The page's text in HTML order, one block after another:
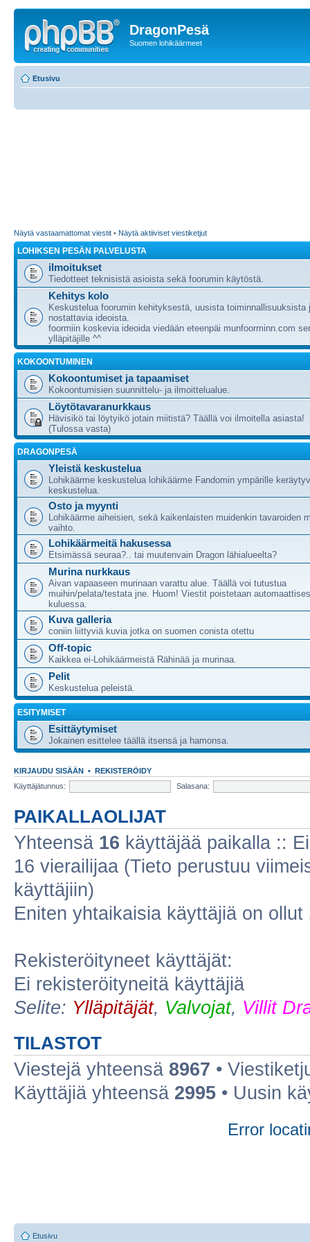
DragonPesä
Suomen lohikäärmeet
Etusivu
Näytä vastaamattomat viestit • Näytä aktiiviset viestiketjut
LOHIKSEN PESÄN PALVELUSTA
ilmoitukset
Tiedotteet teknisistä asioista sekä foorumin käytöstä.
Kehitys kolo
Keskustelua foorumin kehityksestä, uusista toiminnallisuuksista
nostattavia ideoista.
foormiin koskevia ideoida viedään eteenpäi munfoorminn.com
ylläpitäjille ^^
KOKOONTUMINEN
Kokoontumiset ja tapaamiset
Kokoontumisien suunnittelu- ja ilmoittelualue.
Löytötavaranurkkaus
Hävisikö tai löytyikö jotain miitistä? Täällä voi ilmoitella asiasta!
(Tulossa vasta)
DRAGONPESÄ
Yleistä keskustelua
Lohikäärme keskustelua lohikäärme Fandomin ympärille
keskustelua.
Osto ja myynti
Lohikäärme aiheisien, sekä kaikenlaisten muidenkin tavaroiden
vaihto.
Lohikäärmeitä hakusessa
Etsimässä seuraa?.. tai muutenvain Dragon lähialueelta?
Murina nurkkaus
Aivan vapaaseen murinaan varattu alue. Täällä voi tutustua
muihin/pelata/testata jne. Huom! Viestit poistetaan
kuluessa.
Kuva galleria
coniin liittyviä kuvia jotka on suomen conista otettu
Off-topic
Kaikkea ei-Lohikäärmeistä Rähinää ja murinaa.
Pelit
Keskustelua peleistä.
ESITYMISET
Esittäytymiset
Jokainen esittelee täällä itsensä ja hamonsa.
KIRJAUDU SISÄÄN • REKISTERÖIDY
Käyttäjätunnus:
Salasana:
PAIKALLAOLIJAT
Yhteensä 16 käyttäjää paikalla ::
16 vierailijaa (Tieto perustuu
käyttäjiin)
Eniten yhtaikaisia käyttäjiä on ollut
Rekisteröityneet käyttäjät:
Ei rekisteröityneitä käyttäjiä
Selite: Ylläpitäjät, Valvojat, Villit
TILASTOT
Viestejä yhteensä 8967 •
Käyttäjiä yhteensä 2995 • Uusin
Error
Etusivu